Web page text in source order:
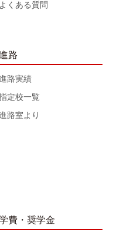
よくある質問
路
路実績
定校一覧
路室より
費・奨学金